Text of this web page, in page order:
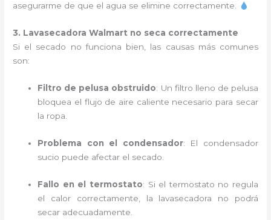
asegurarme de que el agua se elimine correctamente.
3. Lavasecadora Walmart no seca correctamente
Si el secado no funciona bien, las causas más comunes
son:
Filtro de pelusa obstruido: Un filtro lleno de pelusa
bloquea el flujo de aire caliente necesario para secar
la ropa.
Problema con el condensador: El condensador
sucio puede afectar el secado.
Fallo en el termostato: Si el termostato no regula
el calor correctamente, la lavasecadora no podrá
secar adecuadamente.